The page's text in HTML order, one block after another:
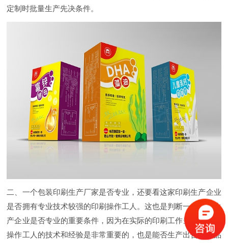
定制时批量生产先决条件。
二、一个包装印刷生产厂家是否专业，还要看这家印刷生产企业
是否拥有专业技术较强的印刷操作工人。这也是判断一个印刷生
产企业是否专业的重要条件，因为在实际的印刷工作当中，印刷
操作工人的技术和经验是非常重要的，也是能否生产出合格产品